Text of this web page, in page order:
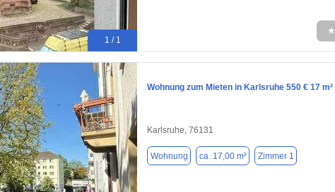
1 / 1
★
Wohnung zum Mieten in Karlsruhe 550 € 17 m²
Karlsruhe, 76131
Wohnung ca. 17,00 m² Zimmer 1